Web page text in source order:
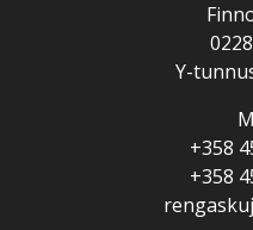
Y-
+358
+358